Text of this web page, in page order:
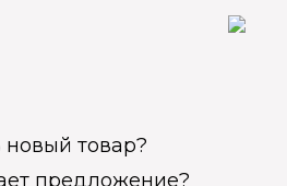
новый товар?
предложение?